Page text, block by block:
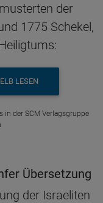
der
1775 Schekel,
LESEN
in der SCM Verlagsgruppe
Übersetzung
der Israeliten